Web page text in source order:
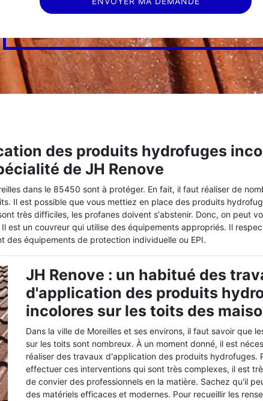
des produits hydrofuges
de JH Renove
dans le 85450 sont à protéger. En fait, il faut réaliser de
Il est possible que vous mettiez en place des produits
très difficiles, les profanes doivent s'abstenir. Donc, on peut
est un couvreur qui utilise des équipements appropriés. Il
des équipements de protection individuelle ou EPI.
JH Renove : un habitué des
d'application des produits
incolores sur les toits des
Dans la ville de Moreilles et ses environs, il faut savoir que
sur les toits sont nombreux. À un moment donné, il est
réaliser des travaux d'application des produits hydrofuges.
effectuer ces interventions qui sont très complexes, il est
de convier des professionnels en la matière. Sachez qu'il
des matériels efficaces et modernes. Pour recueillir les